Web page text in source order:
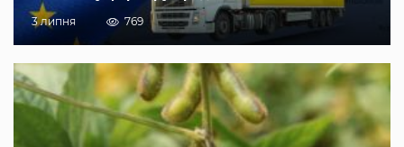
3 липня 769